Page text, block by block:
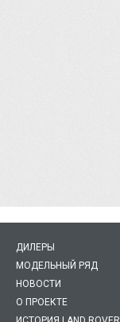
ДИЛЕРЫ
МОДЕЛЬНЫЙ РЯД
НОВОСТИ
О ПРОЕКТЕ